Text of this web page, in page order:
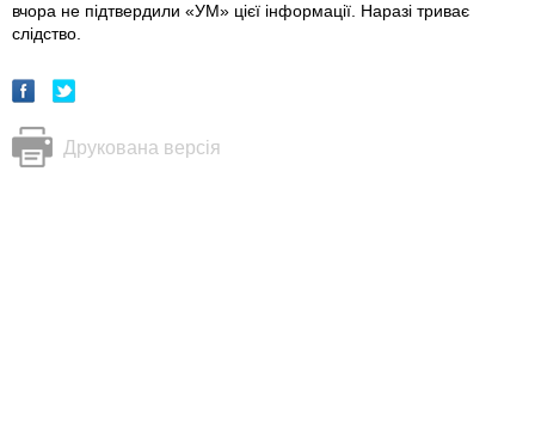
вчора не підтвердили «УМ» цієї інформації. Наразі триває
слідство.
Друкована версія